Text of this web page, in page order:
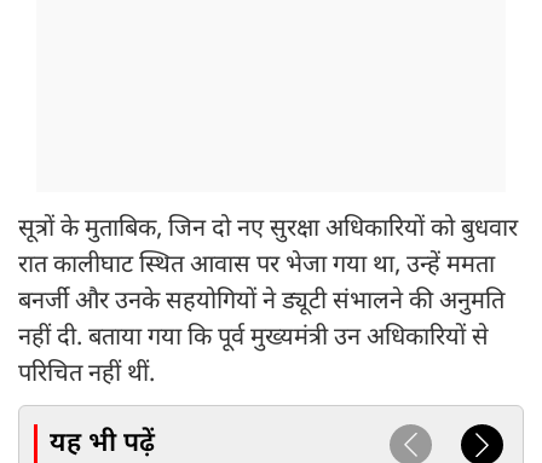
सूत्रों के मुताबिक, जिन दो नए सुरक्षा अधिकारियों को बुधवार
रात कालीघाट स्थित आवास पर भेजा गया था, उन्हें ममता
बनर्जी और उनके सहयोगियों ने ड्यूटी संभालने की अनुमति
नहीं दी. बताया गया कि पूर्व मुख्यमंत्री उन अधिकारियों से
परिचित नहीं थीं.
यह भी पढ़ें